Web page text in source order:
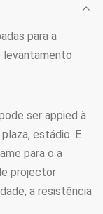
para a
levantamento
ser appied à
estádio. E
para o a
projector
a resistência